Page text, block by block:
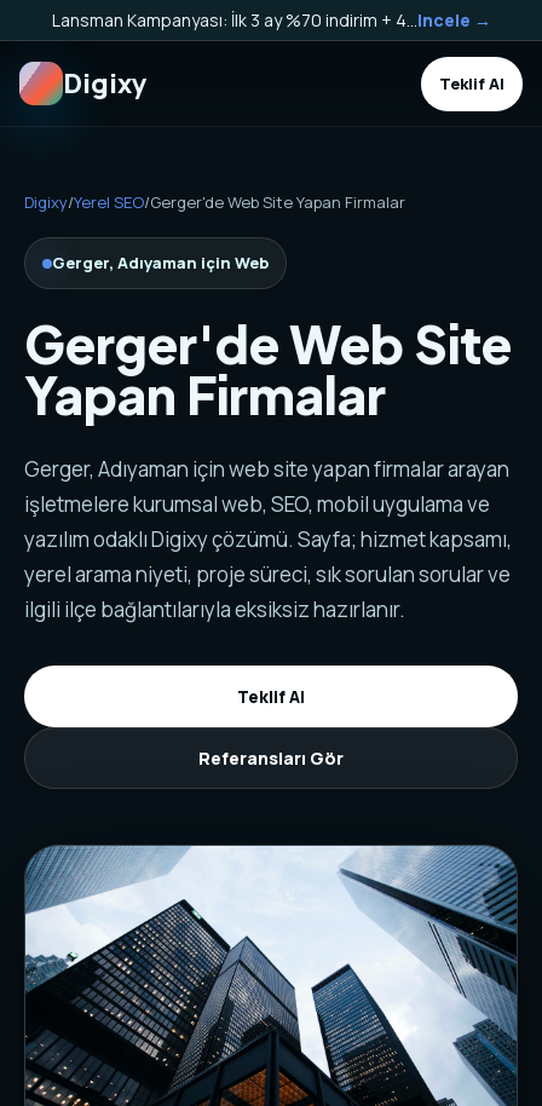
Incele →
Digixy Teklif Al
Digixy/Yerel SEO/Gerger'de Web Site Yapan Firmalar
Gerger, Adıyaman için Web
Gerger'de Web Site
Yapan Firmalar
Gerger, Adıyaman için web site yapan firmalar arayan
işletmelere kurumsal web, SEO, mobil uygulama ve
yazılım odaklı Digixy çözümü. Sayfa; hizmet kapsamı,
yerel arama niyeti, proje süreci, sık sorulan sorular ve
ilgili ilçe bağlantılarıyla eksiksiz hazırlanır.
Teklif Al
Referansları Gör